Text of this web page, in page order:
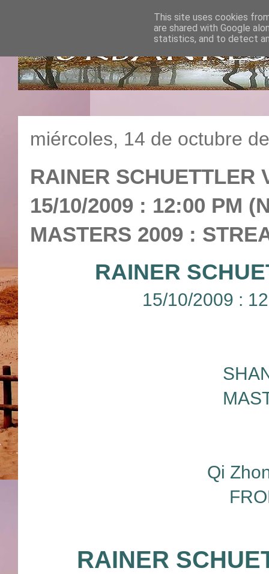
miércoles, 14 de octubre
RAINER SCHUETTLER
15/10/2009 : 12:00 PM
MASTERS 2009 :
RAINER
15/10/2009 :
Qi
RAINER
This site uses cookies
are shared with Google
statistics, and to detect